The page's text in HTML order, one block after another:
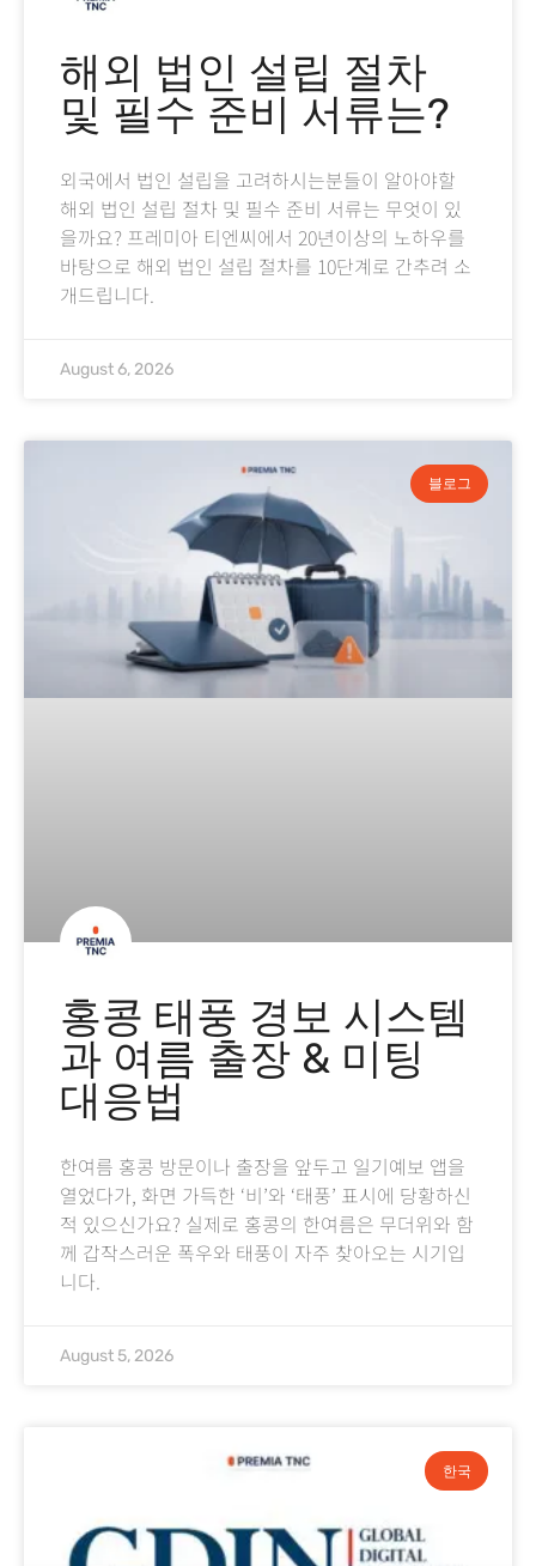
해외 법인 설립 절차
및 필수 준비 서류는?
외국에서 법인 설립을 고려하시는분들이 알아야할
해외 법인 설립 절차 및 필수 준비 서류는 무엇이 있
을까요? 프레미아 티엔씨에서 20년이상의 노하우를
바탕으로 해외 법인 설립 절차를 10단계로 간추려 소
개드립니다.
August 6, 2026
블로그
홍콩 태풍 경보 시스템
과 여름 출장 & 미팅
대응법
한여름 홍콩 방문이나 출장을 앞두고 일기예보 앱을
열었다가, 화면 가득한 ‘비’와 ‘태풍’ 표시에 당황하신
적 있으신가요? 실제로 홍콩의 한여름은 무더위와 함
께 갑작스러운 폭우와 태풍이 자주 찾아오는 시기입
니다.
August 5, 2026
한국